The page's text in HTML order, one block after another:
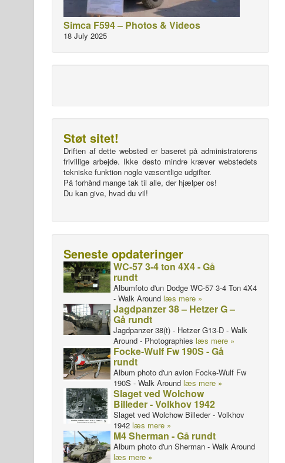
Simca F594 – Photos & Videos
18 July 2025
Støt sitet!
Driften af dette websted er baseret på administratorens
frivillige arbejde. Ikke desto mindre kræver webstedets
tekniske funktion nogle væsentlige udgifter.
På forhånd mange tak til alle, der hjælper os!
Du kan give, hvad du vil!
Seneste opdateringer
WC-57 3-4 ton 4X4 - Gå
rundt
Albumfoto d'un Dodge WC-57 3-4 Ton 4X4
- Walk Around læs mere »
Jagdpanzer 38 – Hetzer G –
Gå rundt
Jagdpanzer 38(t) - Hetzer G13-D - Walk
Around - Photographies læs mere »
Focke-Wulf Fw 190S - Gå
rundt
Album photo d'un avion Focke-Wulf Fw
190S - Walk Around læs mere »
Slaget ved Wolchow
Billeder - Volkhov 1942
Slaget ved Wolchow Billeder - Volkhov
1942 læs mere »
M4 Sherman - Gå rundt
Album photo d'un Sherman - Walk Around
læs mere »